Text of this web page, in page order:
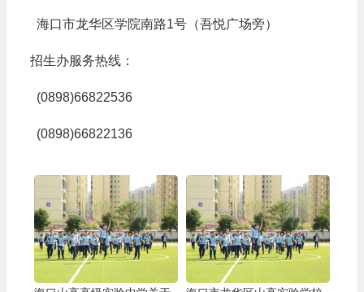
海口市龙华区学院南路1号（吾悦广场旁）
招生办服务热线：
(0898)66822536
(0898)66822136